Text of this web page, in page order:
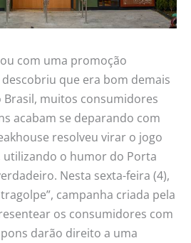
com uma promoção
que era bom demais
Brasil, muitos consumidores
acabam se deparando com
resolveu virar o jogo
o humor do Porta
Nesta sexta-feira (4),
campanha criada pela
os consumidores com
darão direito a uma